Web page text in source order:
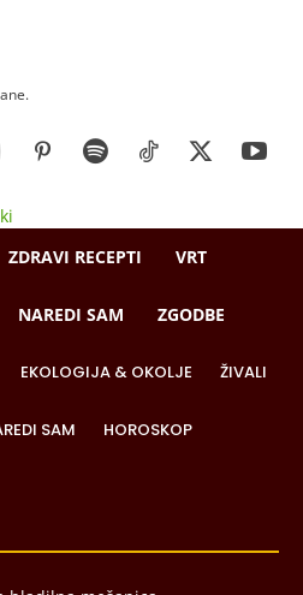
ZDRAVI RECEPTI VRT
NAREDI SAM ZGODBE
EKOLOGIJA & OKOLJE ŽIVALI
SAM HOROSKOP